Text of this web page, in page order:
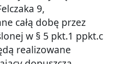
9,
całą dobę przez
w § 5 pkt.1 ppkt.c
realizowane